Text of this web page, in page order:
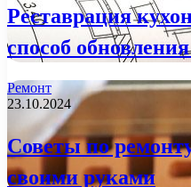
Реставрация
способ
Ремонт
23.10.2024
Советы по
своими руками